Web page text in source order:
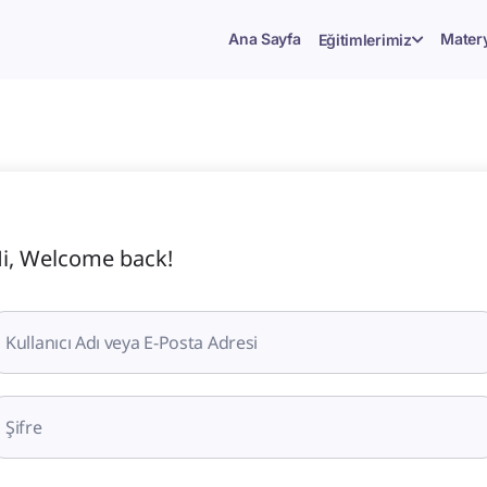
Ana Sayfa Eğitimlerimiz
Welcome back!